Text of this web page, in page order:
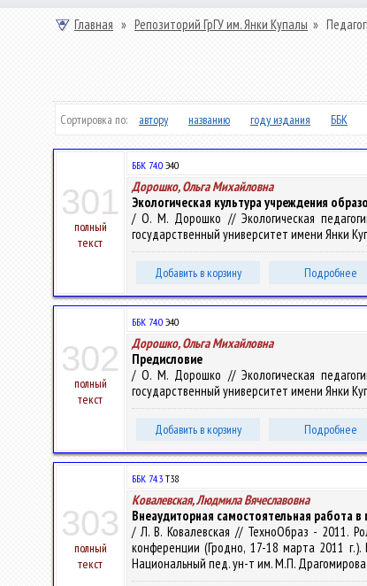
Главная » Репозиторий ГрГУ им. Янки Купалы »
Сортировка по: автору названию году издания ББК
301
полный
текст
ББК 74.0 Э40
Дорошко, Ольга Михайловна
Экологическая культура учреждения
/ О. М. Дорошко // Экологическая
государственный университет имени Янки
Добавить в корзину Подробнее
302
полный
текст
ББК 74.0 Э40
Дорошко, Ольга Михайловна
Предисловие
/ О. М. Дорошко // Экологическая
государственный университет имени Янки
Добавить в корзину Подробнее
303
полный
текст
ББК 74.3 Т38
Ковалевская, Людмила Вячеславовна
Внеаудиторная самостоятельная работа в
/ Л. В. Ковалевская // ТехноОбраз - 2011.
конференции (Гродно, 17-18 марта 2011
Национальный пед. ун-т им. М.П. Драгомирова